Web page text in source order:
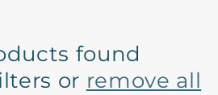
found
or remove all